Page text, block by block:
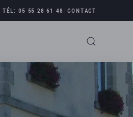
TÉL: 05 55 28 61 48 |CONTACT